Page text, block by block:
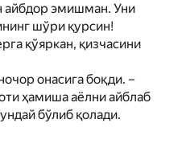
айбдор эмишман. Уни
шўри қурсин!
қўяркан, қизчасини
онасига боқди. –
ҳамиша аёлни айблаб
бўлиб қолади.